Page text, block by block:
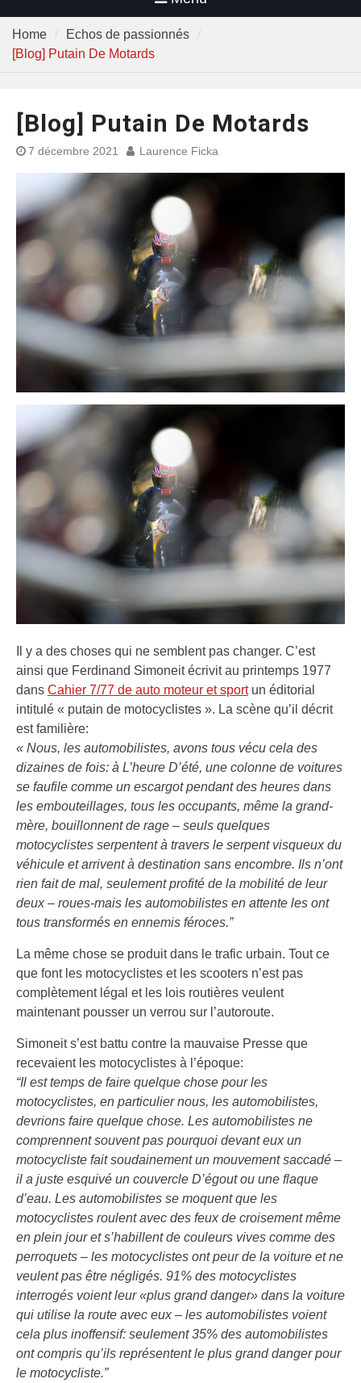
Home
Echos de passionnés
[Blog] Putain De Motards
[Blog] Putain De Motards
7 décembre 2021 Laurence Ficka
Il y a des choses qui ne semblent pas changer. C’est
ainsi que Ferdinand Simoneit écrivit au printemps 1977
dans Cahier 7/77 de auto moteur et sportun éditorial
intitulé « putain de motocyclistes ». La scène qu’il décrit
est familière:
« Nous, les automobilistes, avons tous vécu cela des
dizaines de fois: à L’heure D’été, une colonne de voitures
se faufile comme un escargot pendant des heures dans
les embouteillages, tous les occupants, même la grand-
mère, bouillonnent de rage – seuls quelques
motocyclistes serpentent à travers le serpent visqueux du
véhicule et arrivent à destination sans encombre. Ils n’ont
rien fait de mal, seulement profité de la mobilité de leur
deux – roues-mais les automobilistes en attente les ont
tous transformés en ennemis féroces.”
La même chose se produit dans le trafic urbain. Tout ce
que font les motocyclistes et les scooters n’est pas
complètement légal et les lois routières veulent
maintenant pousser un verrou sur l’autoroute.
Simoneit s’est battu contre la mauvaise Presse que
recevaient les motocyclistes à l’époque:
“Il est temps de faire quelque chose pour les
motocyclistes, en particulier nous, les automobilistes,
devrions faire quelque chose. Les automobilistes ne
comprennent souvent pas pourquoi devant eux un
motocycliste fait soudainement un mouvement saccadé –
il a juste esquivé un couvercle D’égout ou une flaque
d’eau. Les automobilistes se moquent que les
motocyclistes roulent avec des feux de croisement même
en plein jour et s’habillent de couleurs vives comme des
perroquets – les motocyclistes ont peur de la voiture et ne
veulent pas être négligés. 91% des motocyclistes
interrogés voient leur «plus grand danger» dans la voiture
qui utilise la route avec eux – les automobilistes voient
cela plus inoffensif: seulement 35% des automobilistes
ont compris qu’ils représentent le plus grand danger pour
le motocycliste.”